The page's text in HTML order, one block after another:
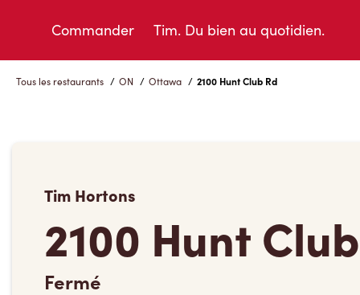
Commander Tim. Du bien au quotidien.
Tous les restaurants / ON / Ottawa / 2100 Hunt Club Rd
Tim Hortons
2100 Hunt
Fermé